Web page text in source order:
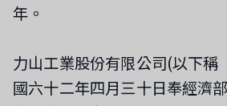
年。
力山工業股份有限公司(以下稱
國六十二年四月三十日奉經濟